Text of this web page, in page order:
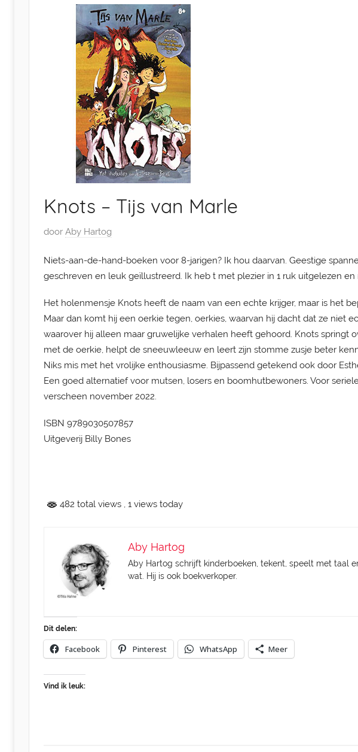
Knots – Tijs van Marle
G
p
l
a
t
s
t
o
p
1
5
n
door Aby Hartog
Niets-aan-de-hand-boeken voor 8-jarigen? Ik hou daarvan. Geestige
geschreven en leuk geïllustreerd. Ik heb t met plezier in 1 ruk uitgelezen en
Het holenmensje Knots heeft de naam van een echte krijger, maar is het
Maar dan komt hij een oerkie tegen, oerkies, waarvan hij dacht dat ze niet
waarover hij alleen maar gruwelijke verhalen heeft gehoord. Knots springt
met de oerkie, helpt de sneeuwleeuw en leert zijn stomme zusje beter
Niks mis met het vrolijke enthousiasme. Bijpassend getekend ook door
Een goed alternatief voor mutsen, losers en boomhutbewoners. Voor
verscheen november 2022.
ISBN 9789030507857
Uitgeverij Billy Bones
482 total views , 1 views today
Aby Hartog
Aby Hartog schrijft kinderboeken, tekent, speelt met taal
wat. Hij is ook boekverkoper.
Dit delen:
Facebook Pinterest WhatsApp Meer
Vind ik leuk: